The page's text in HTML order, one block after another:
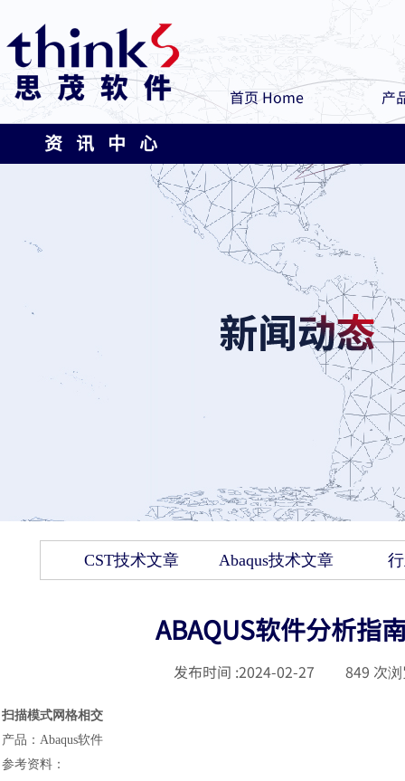
首页 Home 产
资 讯 中 心
CST技术文章 Abaqus技术文章
ABAQUS软件分析指
发布时间 :2024-02-27 849 次
扫描模式网格相交
产品 ： Abaqus软件
参考资料 ：